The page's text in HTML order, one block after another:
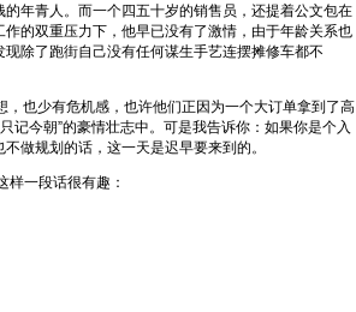
年青人。而一个四五十岁的销售员，还提着公文包在
的双重压力下，他早已没有了激情，由于年龄关系也
除了跑街自己没有任何谋生手艺连摆摊修车都不
也少有危机感，也许他们正因为一个大订单拿到了高
记今朝”的豪情壮志中。可是我告诉你：如果你是个入
不做规划的话，这一天是迟早要来到的。
样一段话很有趣：